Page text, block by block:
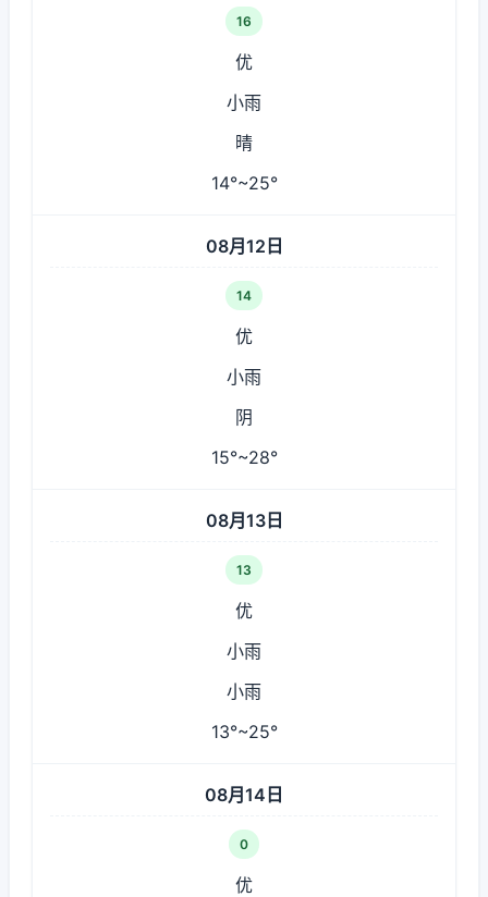
16
优
小雨
晴
14°~25°
08月12日
14
优
小雨
阴
15°~28°
08月13日
13
优
小雨
小雨
13°~25°
08月14日
0
优